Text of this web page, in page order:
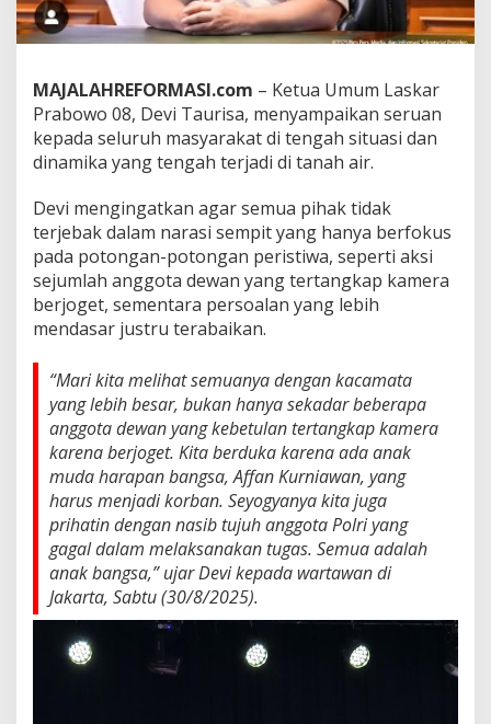
A
j
M
a
s
y
a
a
k
a
t
J
a
g
e
t
e
n
n
g
a
n
d
i
T
e
g
MAJALAHREFORMASI.com – Ketua Umum Laskar
Prabowo 08, Devi Taurisa, menyampaikan seruan
kepada seluruh masyarakat di tengah situasi dan
dinamika yang tengah terjadi di tanah air.
Devi mengingatkan agar semua pihak tidak
terjebak dalam narasi sempit yang hanya berfokus
pada potongan-potongan peristiwa, seperti aksi
sejumlah anggota dewan yang tertangkap kamera
berjoget, sementara persoalan yang lebih
mendasar justru terabaikan.
“Mari kita melihat semuanya dengan kacamata
yang lebih besar, bukan hanya sekadar beberapa
anggota dewan yang kebetulan tertangkap kamera
karena berjoget. Kita berduka karena ada anak
muda harapan bangsa, Affan Kurniawan, yang
harus menjadi korban. Seyogyanya kita juga
prihatin dengan nasib tujuh anggota Polri yang
gagal dalam melaksanakan tugas. Semua adalah
anak bangsa,” ujar Devi kepada wartawan di
Jakarta, Sabtu (30/8/2025).